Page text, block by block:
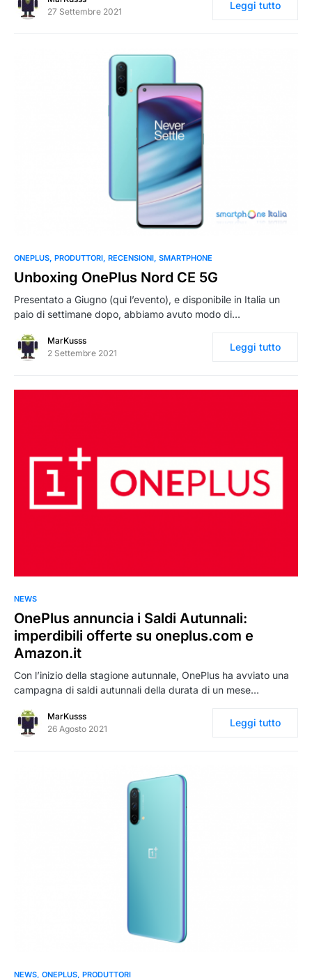
27 Settembre 2021
Leggi tutto
0
ONEPLUS PRODUTTORI RECENSIONI SMARTPHONE
Unboxing OnePlus Nord CE 5G
Presentato a Giugno (qui l’evento), e disponibile in Italia un
paio di settimane dopo, abbiamo avuto modo di…
MarKusss
2 Settembre 2021
Leggi tutto
NEWS
OnePlus annuncia i Saldi Autunnali:
imperdibili offerte su oneplus.com e
Amazon.it
Con l’inizio della stagione autunnale, OnePlus ha avviato una
campagna di saldi autunnali della durata di un mese…
MarKusss
26 Agosto 2021
Leggi tutto
0
NEWS ONEPLUS PRODUTTORI